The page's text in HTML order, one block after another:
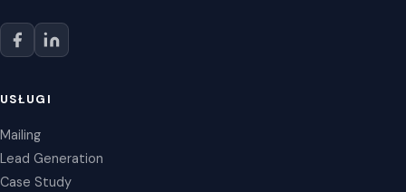
USŁUGI
Mailing
Lead Generation
Case Study